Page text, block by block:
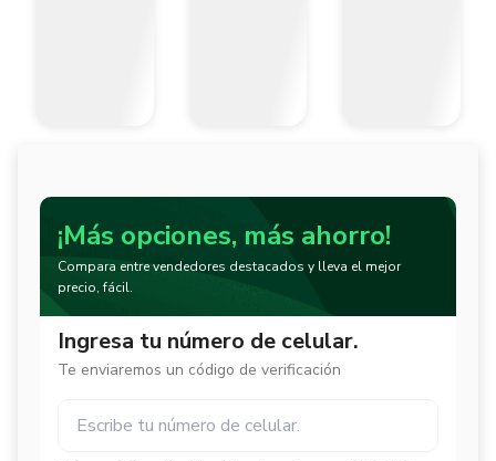
¡Más opciones, más ahorro!
Compara entre vendedores destacados y lleva el mejor
precio, fácil.
Ingresa tu número de celular.
Te enviaremos un código de verificación